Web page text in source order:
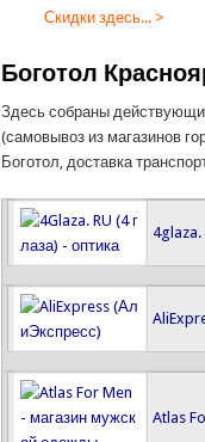
Скидки здесь... >
Боготол
Здесь собраны
(самовывоз из магазинов
Боготол, доставка
4glaza.
Atlas